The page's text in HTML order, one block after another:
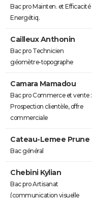
Bac pro Mainten. et Efficacité
Energétiq.
Cailleux Anthonin
Bac pro Technicien
géomètre-topographe
Camara Mamadou
Bac pro Commerce et vente :
Prospection clientèle, offre
commerciale
Cateau-Lemee Prune
Bac général
Chebini Kylian
Bac pro Artisanat
(communication visuelle